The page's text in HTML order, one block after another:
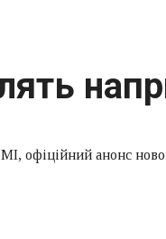
офіційний анонс